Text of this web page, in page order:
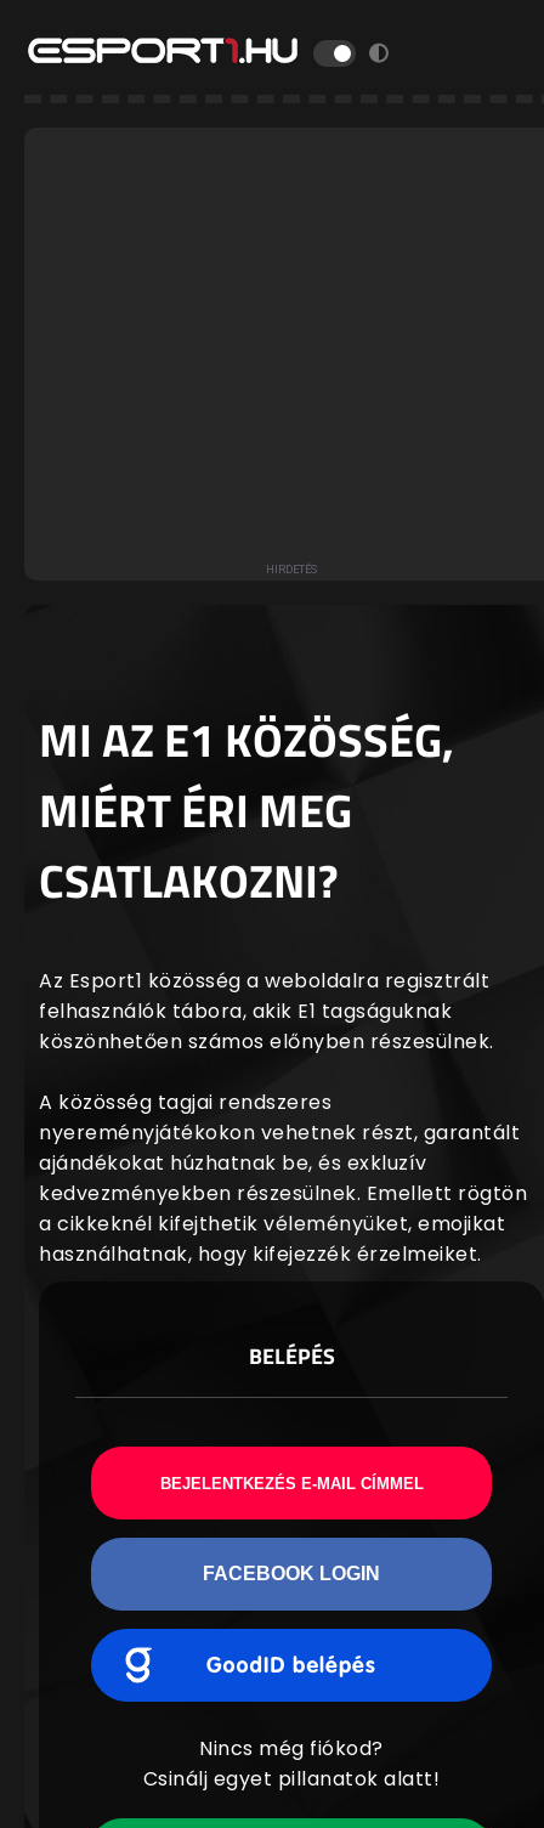
MI AZ E1 KÖZÖSSÉG,
MIÉRT ÉRI MEG
CSATLAKOZNI?
Az Esport1 közösség a weboldalra regisztrált
felhasználók tábora, akik E1 tagságuknak
köszönhetően számos előnyben részesülnek.
A közösség tagjai rendszeres
nyereményjátékokon vehetnek részt, garantált
ajándékokat húzhatnak be, és exkluzív
kedvezményekben részesülnek. Emellett rögtön
a cikkeknél kifejthetik véleményüket, emojikat
használhatnak, hogy kifejezzék érzelmeiket.
BELÉPÉS
BEJELENTKEZÉS E-MAIL CÍMMEL
FACEBOOK LOGIN
Nincs még fiókod?
Csinálj egyet pillanatok alatt!